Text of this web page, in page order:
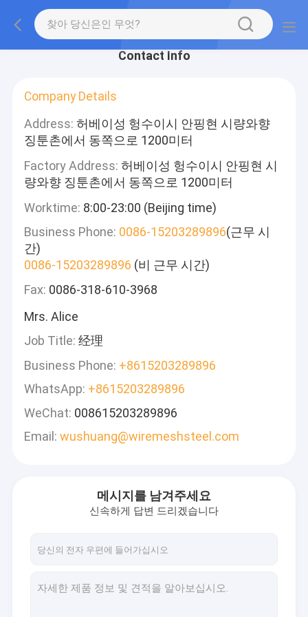
Contact Info
Company Details
Address: 허베이성 헝수이시 안핑현 시량와향
징툰촌에서 동쪽으로 1200미터
Factory Address: 허베이성 헝수이시 안핑현 시
량와향 징툰촌에서 동쪽으로 1200미터
Worktime: 8:00-23:00 (Beijing time)
Business Phone: 0086-15203289896(근무 시
간)
0086-15203289896 (비 근무 시간)
Fax: 0086-318-610-3968
Mrs. Alice
Job Title: 经理
Business Phone: +8615203289896
WhatsApp: +8615203289896
WeChat: 008615203289896
Email: wushuang@wiremeshsteel.com
메시지를 남겨주세요
신속하게 답변 드리겠습니다